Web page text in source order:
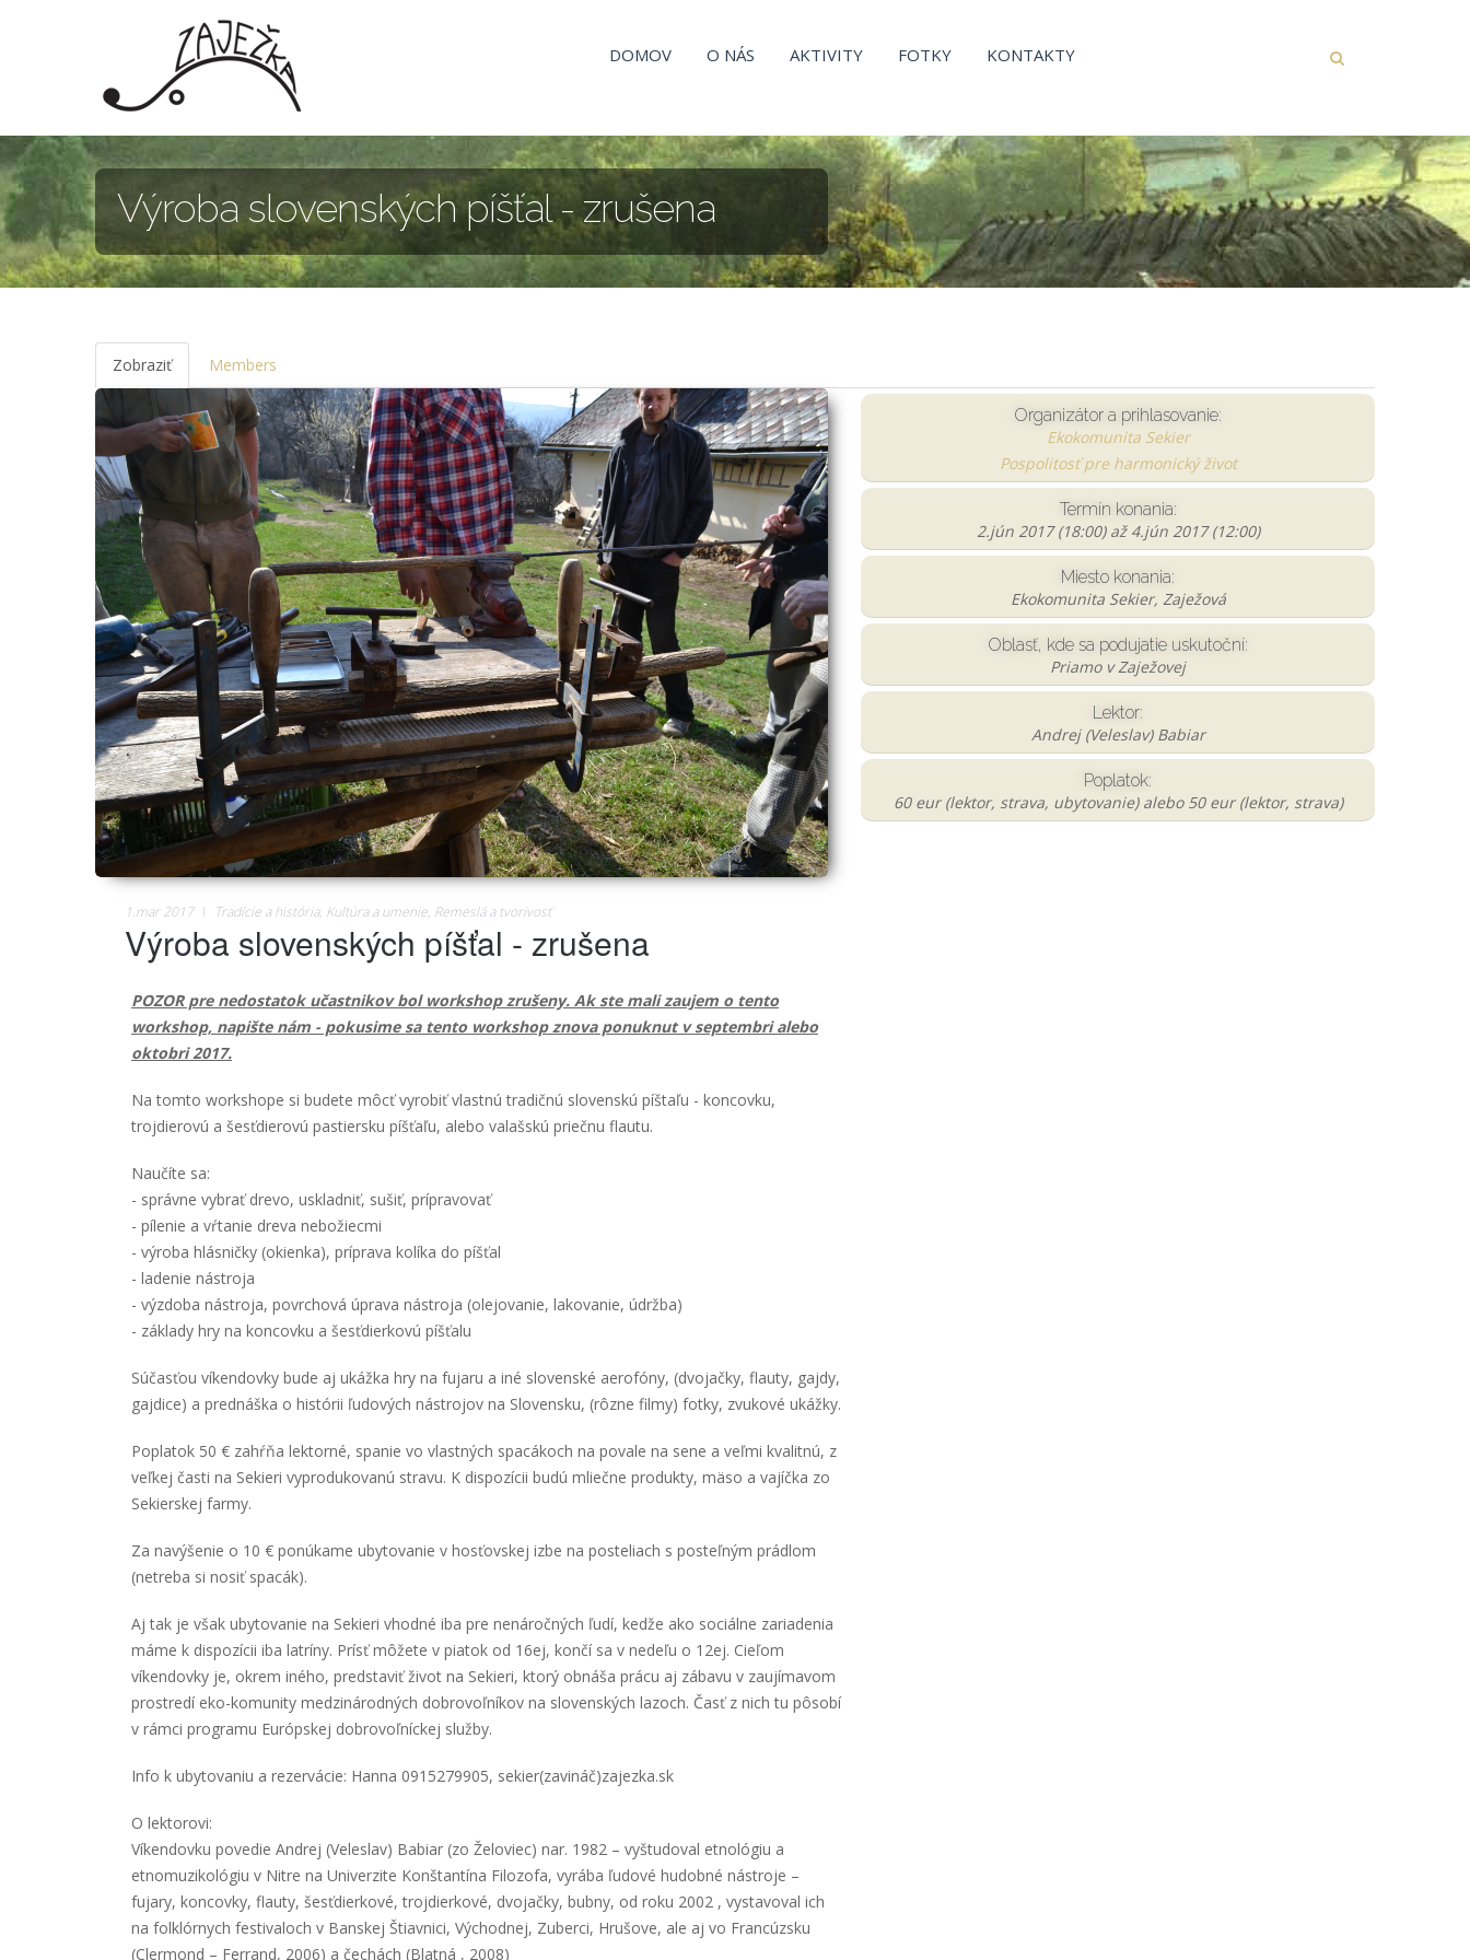
DOMOV O NÁS AKTIVITY FOTKY KONTAKTY
Výroba slovenských píšťal - zrušena
Zobraziť(aktívna
karta)
Members
1.mar 2017 Tradície a história, Kultúra a umenie, Remeslá a tvorivosť
Výroba slovenských píšťal - zrušena
Organizátor a prihlasovanie:
Ekokomunita Sekier
Pospolitosť pre harmonický život
Termín konania:
2.jún 2017 (18:00)až 4.jún 2017 (12:00)
Miesto konania:
Ekokomunita Sekier, Zaježová
Oblasť, kde sa podujatie uskutoční:
Priamo v Zaježovej
Lektor:
Andrej (Veleslav) Babiar
Poplatok:
60 eur (lektor, strava, ubytovanie) alebo 50 eur (lektor, strava)
POZOR pre nedostatok učastnikov bol workshop zrušeny. Ak ste mali zaujem o tento
workshop, napište nám - pokusime sa tento workshop znova ponuknut v septembri alebo
oktobri 2017.
Na tomto workshope si budete môcť vyrobiť vlastnú tradičnú slovenskú píštaľu - koncovku,
trojdierovú a šesťdierovú pastiersku píšťaľu, alebo valašskú priečnu flautu.
Naučíte sa:
- správne vybrať drevo, uskladniť, sušiť, prípravovať
- pílenie a vŕtanie dreva nebožiecmi
- výroba hlásničky (okienka), príprava kolíka do píšťal
- ladenie nástroja
- výzdoba nástroja, povrchová úprava nástroja (olejovanie, lakovanie, údržba)
- základy hry na koncovku a šesťdierkovú píšťalu
Súčasťou víkendovky bude aj ukážka hry na fujaru a iné slovenské aerofóny, (dvojačky, flauty, gajdy,
gajdice) a prednáška o histórii ľudových nástrojov na Slovensku, (rôzne filmy) fotky, zvukové ukážky.
Poplatok 50 € zahŕňa lektorné, spanie vo vlastných spacákoch na povale na sene a veľmi kvalitnú, z
veľkej časti na Sekieri vyprodukovanú stravu. K dispozícii budú mliečne produkty, mäso a vajíčka zo
Sekierskej farmy.
Za navýšenie o 10 € ponúkame ubytovanie v hosťovskej izbe na posteliach s posteľným prádlom
(netreba si nosiť spacák).
Aj tak je však ubytovanie na Sekieri vhodné iba pre nenáročných ľudí, kedže ako sociálne zariadenia
máme k dispozícii iba latríny. Prísť môžete v piatok od 16ej, končí sa v nedeľu o 12ej. Cieľom
víkendovky je, okrem iného, predstaviť život na Sekieri, ktorý obnáša prácu aj zábavu v zaujímavom
prostredí eko-komunity medzinárodných dobrovoľníkov na slovenských lazoch. Časť z nich tu pôsobí
v rámci programu Európskej dobrovoľníckej služby.
Info k ubytovaniu a rezervácie: Hanna 0915279905, sekier(zavináč)zajezka.sk
O lektorovi:
Víkendovku povedie Andrej (Veleslav) Babiar (zo Želoviec) nar. 1982 – vyštudoval etnológiu a
etnomuzikológiu v Nitre na Univerzite Konštantína Filozofa, vyrába ľudové hudobné nástroje –
fujary, koncovky, flauty, šesťdierkové, trojdierkové, dvojačky, bubny, od roku 2002 , vystavoval ich
na folklórnych festivaloch v Banskej Štiavnici, Východnej, Zuberci, Hrušove, ale aj vo Francúzsku
(Clermond – Ferrand, 2006) a čechách (Blatná , 2008)